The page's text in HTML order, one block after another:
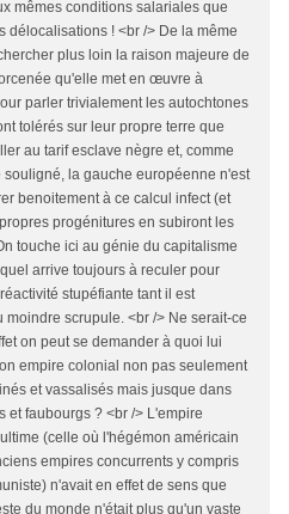
mêmes conditions salariales que
délocalisations ! <br /> De la même
plus loin la raison majeure de
qu'elle met en œuvre à
parler trivialement les autochtones
tolérés sur leur propre terre que
au tarif esclave nègre et, comme
souligné, la gauche européenne n'est
benoitement à ce calcul infect (et
progénitures en subiront les
touche ici au génie du capitalisme
arrive toujours à reculer pour
stupéfiante tant il est
moindre scrupule. <br /> Ne serait-ce
on peut se demander à quoi lui
empire colonial non pas seulement
et vassalisés mais jusque dans
et faubourgs ? <br /> L'empire
(celle où l'hégémon américain
empires concurrents y compris
n'avait en effet de sens que
du monde n'était plus qu'un vaste